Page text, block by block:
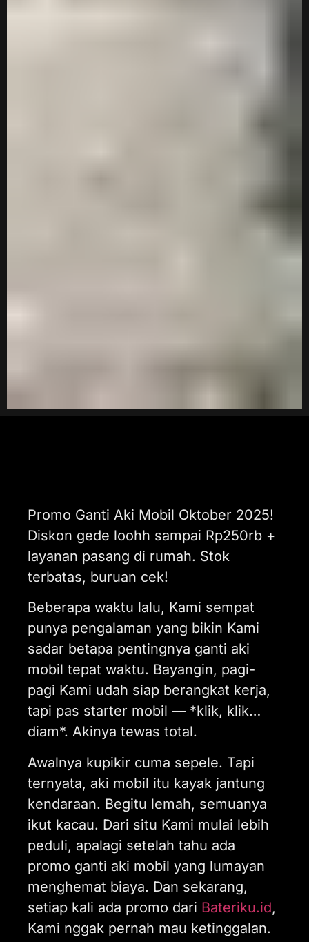
Promo Ganti Aki Mobil Oktober 2025!
Diskon gede loohh sampai Rp250rb +
layanan pasang di rumah. Stok
terbatas, buruan cek!
Beberapa waktu lalu, Kami sempat
punya pengalaman yang bikin Kami
sadar betapa pentingnya ganti aki
mobil tepat waktu. Bayangin, pagi-
pagi Kami udah siap berangkat kerja,
tapi pas starter mobil — *klik, klik…
diam*. Akinya tewas total.
Awalnya kupikir cuma sepele. Tapi
ternyata, aki mobil itu kayak jantung
kendaraan. Begitu lemah, semuanya
ikut kacau. Dari situ Kami mulai lebih
peduli, apalagi setelah tahu ada
promo ganti aki mobil yang lumayan
menghemat biaya. Dan sekarang,
setiap kali ada promo dari Bateriku.id,
Kami nggak pernah mau ketinggalan.